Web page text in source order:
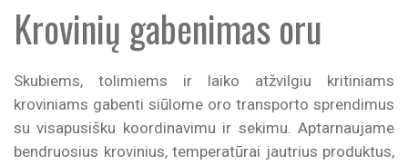
Krovinių gabenimas oru
Skubiems, tolimiems ir laiko atžvilgiu kritiniams
kroviniams gabenti siūlome oro transporto sprendimus
su visapusišku koordinavimu ir sekimu. Aptarnaujame
bendruosius krovinius, temperatūrai jautrius produktus,